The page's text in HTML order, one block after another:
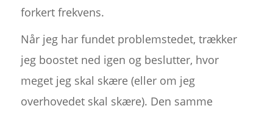
forkert frekvens.
Når jeg har fundet problemstedet, trækker
jeg boostet ned igen og beslutter, hvor
meget jeg skal skære (eller om jeg
overhovedet skal skære). Den samme